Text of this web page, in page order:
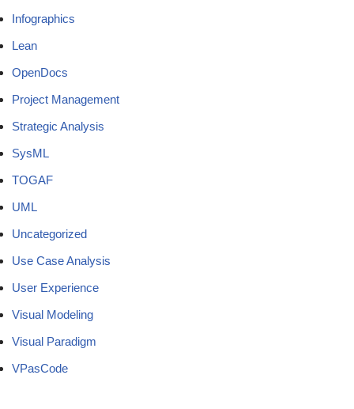
Infographics
Lean
OpenDocs
Project Management
Strategic Analysis
SysML
TOGAF
UML
Uncategorized
Use Case Analysis
User Experience
Visual Modeling
Visual Paradigm
VPasCode